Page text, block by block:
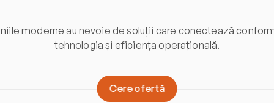
moderne au nevoie de soluții care conectează
tehnologia și eficiența operațională.
Cereofertă